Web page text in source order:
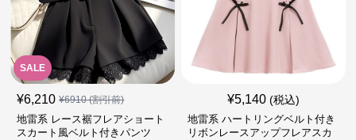
SALE
¥6,210 ¥6910(割引前)
地雷系 レース裾フレアショート
スカート風ベルト付きパンツ
¥5,140 (税込)
地雷系 ハートリングベルト付き
リボンレースアップフレアスカ